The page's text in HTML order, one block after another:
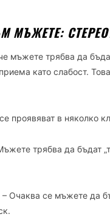
МЪЖЕТЕ:
мъжете трябва да
като слабост.
проявяват в няколко
трябва да бъдат
– Очаква се мъжете да